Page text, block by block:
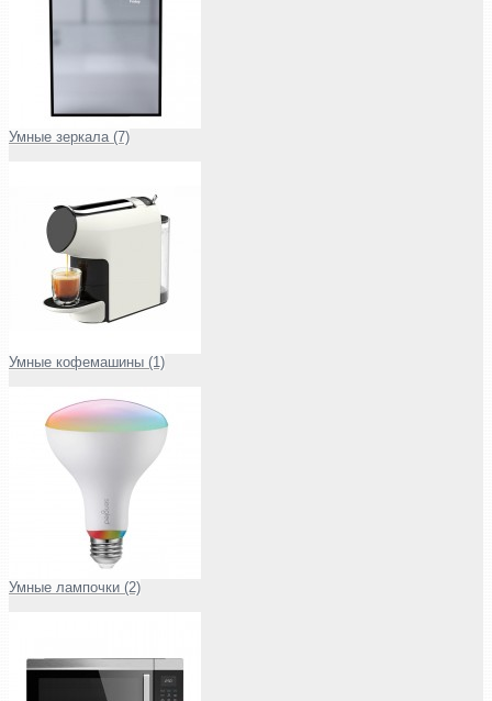
Умные зеркала (7)
Умные кофемашины (1)
Умные лампочки (2)